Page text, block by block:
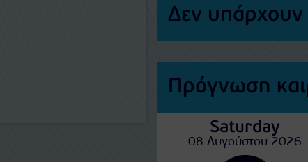
Δεν υπάρχουν
Πρόγνωση
Saturday
08 Αυγούστου 2026